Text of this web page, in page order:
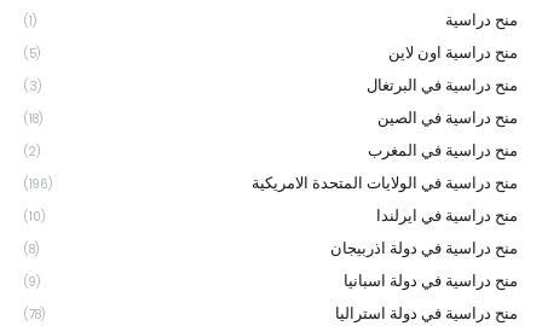
منح دراسية (1)
منح دراسية اون لاين (5)
منح دراسية في البرتغال (3)
منح دراسية في الصين (18)
منح دراسية في المغرب (2)
منح دراسية في الولايات المتحدة الامريكية (196)
منح دراسية في ايرلندا (10)
منح دراسية في دولة اذربيجان (8)
منح دراسية في دولة اسبانيا (9)
منح دراسية في دولة استراليا (78)